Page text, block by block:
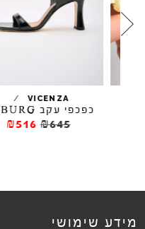
VICENZA
/
כפכפי עקב ELBURG
₪645
₪516
מידע שימושי